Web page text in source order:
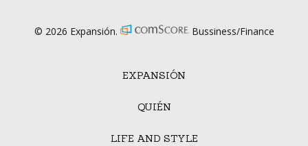
EXPANSIÓN
QUIÉN
LIFE AND STYLE
© 2026 Expansión. Bussiness/Finance